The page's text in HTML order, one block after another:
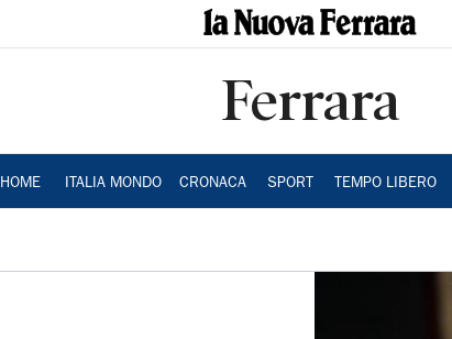
Ferrara
HOME ITALIA MONDO CRONACA SPORT TEMPO LIBERO